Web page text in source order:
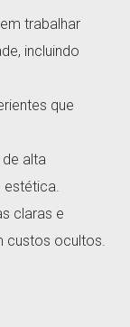
trabalhar
incluindo
que
de alta
estética.
claras e
custos ocultos.